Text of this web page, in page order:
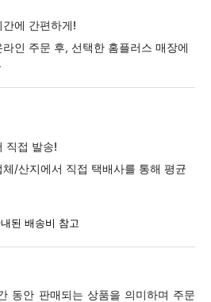
에 간편하게!
인 주문 후, 선택한 홈플러스 매장에
직접 발송!
/산지에서 직접 택배사를 통해 평균
된 배송비 참고
동안 판매되는 상품을 의미하며 주문